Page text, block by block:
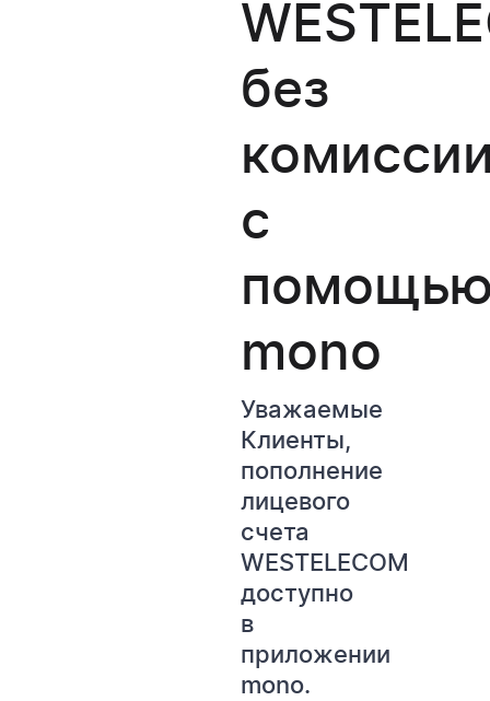
без
с
mono
Уважаемые
Клиенты,
пополнение
лицевого
счета
WESTELECOM
доступно
в
приложении
mono.